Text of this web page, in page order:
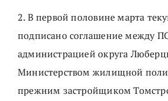
2. В первой половине марта
подписано соглашение между
администрацией округа
Министерством жилищной
прежним застройщиком